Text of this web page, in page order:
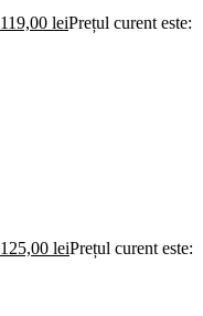
119,00 leiPrețul curent este:
125,00 leiPrețul curent este: